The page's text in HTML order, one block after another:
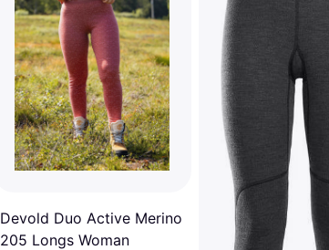
Devold Duo Active Merino
205 Longs Woman